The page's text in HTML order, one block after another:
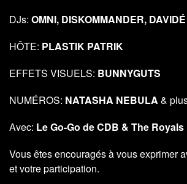
DJs: OMNI, DISKOMMANDER,
HÔTE: PLASTIK PATRIK
EFFETS VISUELS: BUNNYGUTS
NUMÉROS: NATASHA NEBULA &
Avec: Le Go-Go de CDB & The Royals
Vous êtes encouragés à vous exprimer
et votre participation.